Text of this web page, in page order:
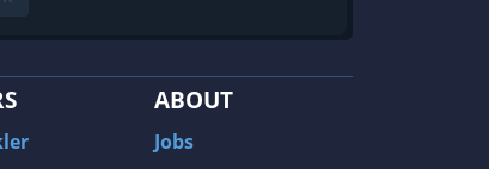
ABOUT
Jobs